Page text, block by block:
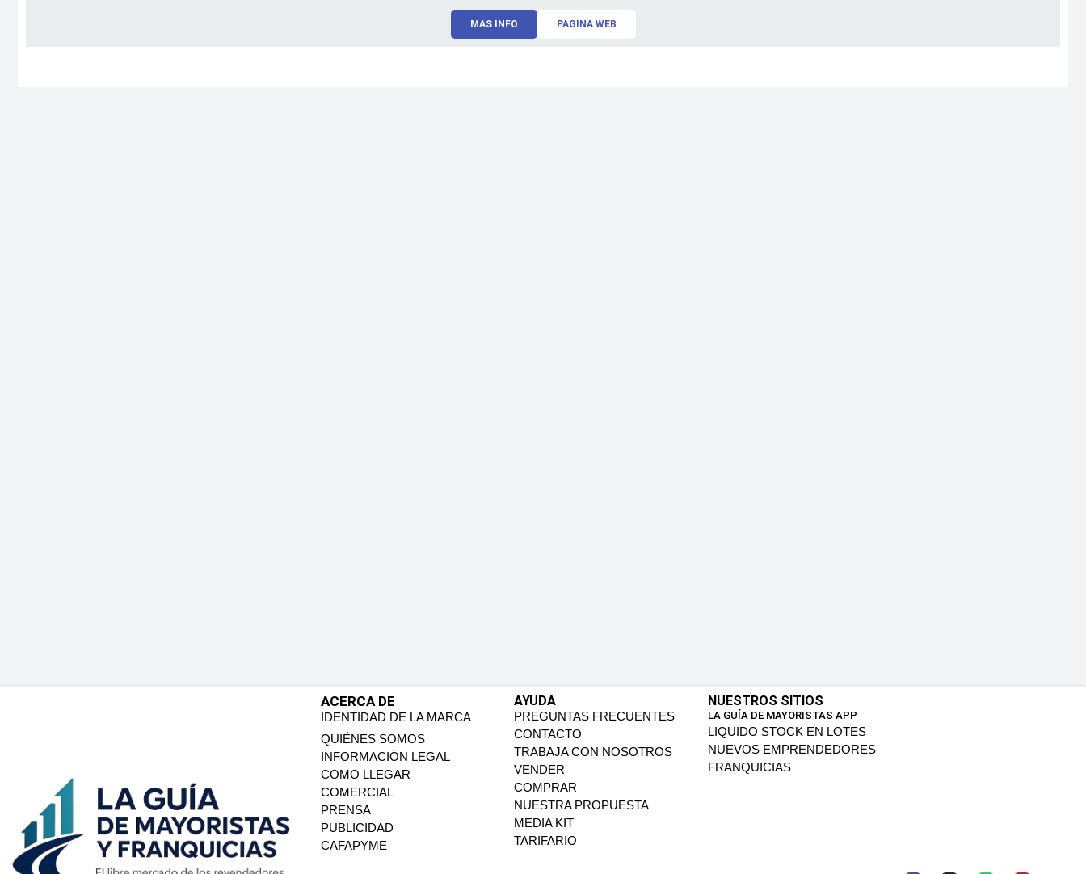
MAS INFO PAGINA WEB
ACERCA DE
IDENTIDAD DE LA MARCA
QUIÉNES SOMOS
INFORMACIÓN LEGAL
COMO LLEGAR
COMERCIAL
PRENSA
PUBLICIDAD
CAFAPYME
AYUDA
PREGUNTAS FRECUENTES
CONTACTO
TRABAJA CON NOSOTROS
VENDER
COMPRAR
NUESTRA PROPUESTA
MEDIA KIT
TARIFARIO
NUESTROS SITIOS
LA GUÍA DE MAYORISTAS APP
LIQUIDO STOCK EN LOTES
NUEVOS EMPRENDEDORES
FRANQUICIAS